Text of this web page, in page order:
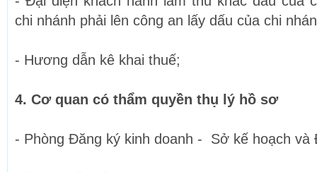
chi nhánh phải lên công an lấy dấu của chi
- Hương dẫn kê khai thuế;
4. Cơ quan có thẩm quyền thụ lý hồ sơ
- Phòng Đăng ký kinh doanh - Sở kế hoạch và